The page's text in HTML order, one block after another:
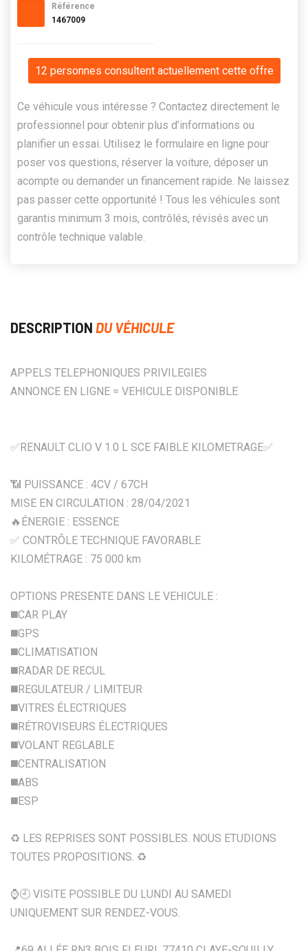
Référence
1467009
12 personnes consultent actuellement cette offre
Ce véhicule vous intéresse ? Contactez directement le
professionnel pour obtenir plus d’informations ou
planifier un essai. Utilisez le formulaire en ligne pour
poser vos questions, réserver la voiture, déposer un
acompte ou demander un financement rapide. Ne laissez
pas passer cette opportunité ! Tous les véhicules sont
garantis minimum 3 mois, contrôlés, révisés avec un
contrôle technique valable.
DESCRIPTION DU VÉHICULE
APPELS TELEPHONIQUES PRIVILEGIES
ANNONCE EN LIGNE = VEHICULE DISPONIBLE
✅RENAULT CLIO V 1.0 L SCE FAIBLE KILOMETRAGE✅
📶 PUISSANCE : 4CV / 67CH
MISE EN CIRCULATION : 28/04/2021
🔥ÉNERGIE : ESSENCE
✅ CONTRÔLE TECHNIQUE FAVORABLE
KILOMÉTRAGE : 75 000 km
OPTIONS PRESENTE DANS LE VEHICULE :
◼️CAR PLAY
◼️GPS
◼️CLIMATISATION
◼️RADAR DE RECUL
◼️REGULATEUR / LIMITEUR
◼️VITRES ÉLECTRIQUES
◼️RÉTROVISEURS ÉLECTRIQUES
◼️VOLANT REGLABLE
◼️CENTRALISATION
◼️ABS
◼️ESP
♻ LES REPRISES SONT POSSIBLES. NOUS ETUDIONS
TOUTES PROPOSITIONS. ♻
⌚️🕘 VISITE POSSIBLE DU LUNDI AU SAMEDI
UNIQUEMENT SUR RENDEZ-VOUS.